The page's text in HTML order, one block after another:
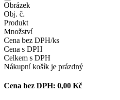
Obrázek
Obj. č.
Produkt
Množství
Cena bez DPH/ks
Cena s DPH
Celkem s DPH
Nákupní košík je prázdný
Cena bez DPH: 0,00 Kč